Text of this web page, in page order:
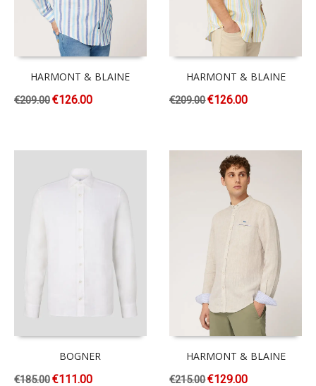
HARMONT & BLAINE
€209.00€126.00
HARMONT & BLAINE
€209.00€126.00
BOGNER
€185.00€111.00
HARMONT & BLAINE
€215.00€129.00